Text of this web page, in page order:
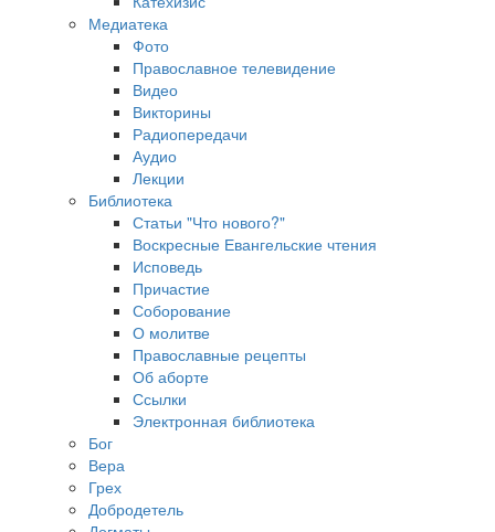
Медиатека
Фото
Православное телевидение
Видео
Викторины
Радиопередачи
Аудио
Лекции
Библиотека
Статьи "Что нового?"
Воскресные Евангельские чтения
Исповедь
Причастие
Соборование
О молитве
Православные рецепты
Об аборте
Ссылки
Электронная библиотека
Бог
Вера
Грех
Добродетель